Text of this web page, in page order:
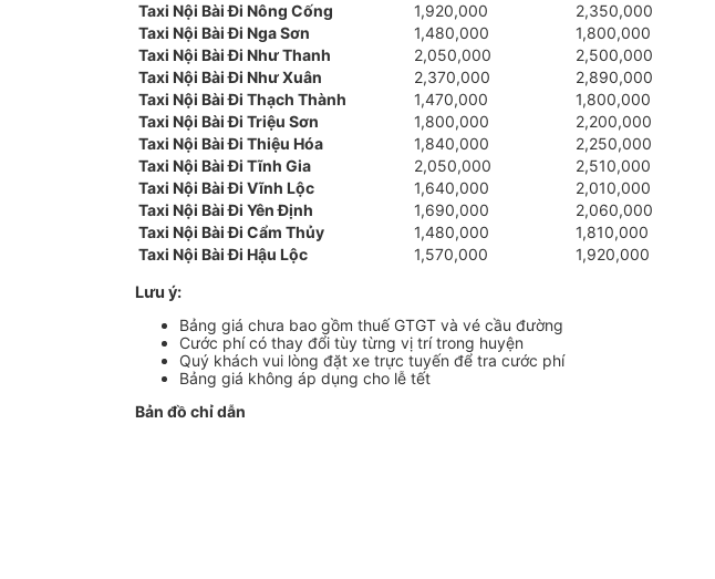
Taxi Nội Bài Đi Nông Cống
1,920,000 2,350,000
Taxi Nội Bài Đi Nga Sơn
1,480,000 1,800,000
Taxi Nội Bài Đi Như Thanh
2,050,000 2,500,000
Taxi Nội Bài Đi Như Xuân
2,370,000 2,890,000
Taxi Nội Bài Đi Thạch Thành
1,470,000 1,800,000
Taxi Nội Bài Đi Triệu Sơn
1,800,000 2,200,000
Taxi Nội Bài Đi Thiệu Hóa
1,840,000 2,250,000
Taxi Nội Bài Đi Tĩnh Gia
2,050,000 2,510,000
Taxi Nội Bài Đi Vĩnh Lộc
1,640,000 2,010,000
Taxi Nội Bài Đi Yên Định
1,690,000 2,060,000
Taxi Nội Bài Đi Cẩm Thủy
1,480,000 1,810,000
Taxi Nội Bài Đi Hậu Lộc
1,570,000 1,920,000
Lưu ý:
Bảng giá chưa bao gồm thuế GTGT và vé cầu đường
Cước phí có thay đổi tùy từng vị trí trong huyện
Quý khách vui lòng đặt xe trực tuyến để tra cước phí
Bảng giá không áp dụng cho lễ tết
Bản đồ chỉ dẫn